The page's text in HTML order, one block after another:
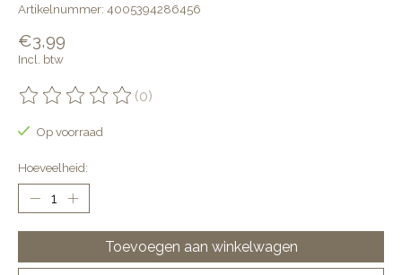
Artikelnummer: 4005394286456
€3,99
Incl. btw
De beoordeling van dit product is
(0)
Op voorraad
Hoeveelheid:
Toevoegen aan winkelwagen